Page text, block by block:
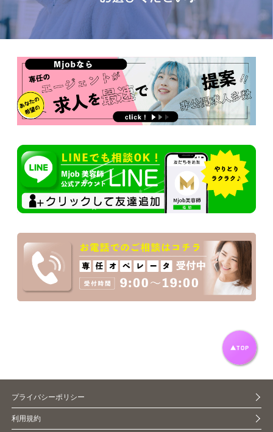
プライバシーポリシー
利用規約